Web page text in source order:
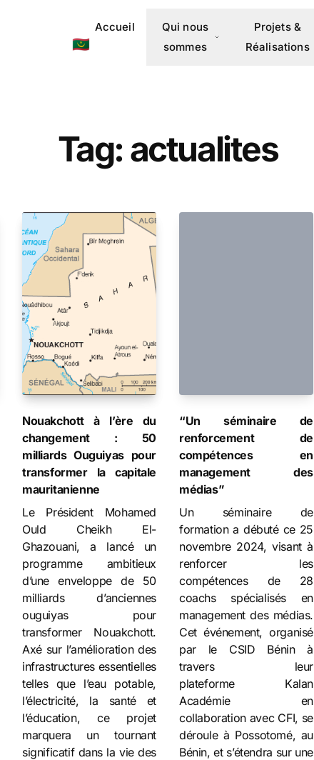
🇲🇷
Accueil
Qui nous
sommes
Projets &
Réalisations
Tag: actualites
Nouakchott à l’ère du
changement : 50
milliards Ouguiyas pour
transformer la capitale
mauritanienne
Le Président Mohamed
Ould Cheikh El-
Ghazouani, a lancé un
programme ambitieux
d’une enveloppe de 50
milliards d’anciennes
ouguiyas pour
transformer Nouakchott.
Axé sur l’amélioration des
infrastructures essentielles
telles que l’eau potable,
l’électricité, la santé et
l’éducation, ce projet
marquera un tournant
significatif dans la vie des
“Un séminaire de
renforcement de
compétences en
management des
médias”
Un séminaire de
formation a débuté ce 25
novembre 2024, visant à
renforcer les
compétences de 28
coachs spécialisés en
management des médias.
Cet événement, organisé
par le CSID Bénin à
travers leur
plateforme Kalan
Académie en
collaboration avec CFI, se
déroule à Possotomé, au
Bénin, et s’étendra sur une